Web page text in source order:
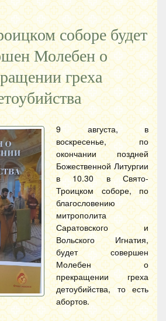
соборе будет
Молебен о
греха
9 августа, в
воскресенье, по
окончании поздней
Божественной Литургии
в 10.30 в Свято-
Троицком соборе, по
благословению
митрополита
Саратовского и
Вольского Игнатия,
будет совершен
Молебен о
прекращении греха
детоубийства, то есть
абортов.